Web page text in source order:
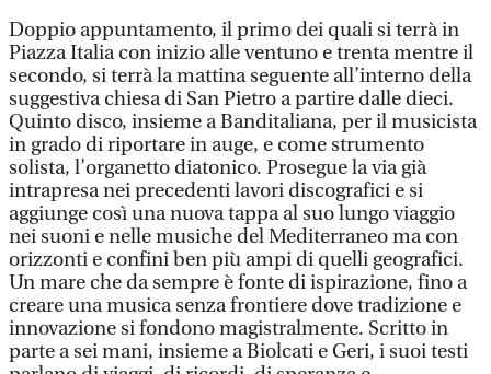
Doppio appuntamento, il primo dei quali si terrà in
Piazza Italia con inizio alle ventuno e trenta mentre il
secondo, si terrà la mattina seguente all’interno della
suggestiva chiesa di San Pietro a partire dalle dieci.
Quinto disco, insieme a Banditaliana, per il musicista
in grado di riportare in auge, e come strumento
solista, l’organetto diatonico. Prosegue la via già
intrapresa nei precedenti lavori discografici e si
aggiunge così una nuova tappa al suo lungo viaggio
nei suoni e nelle musiche del Mediterraneo ma con
orizzonti e confini ben più ampi di quelli geografici.
Un mare che da sempre è fonte di ispirazione, fino a
creare una musica senza frontiere dove tradizione e
innovazione si fondono magistralmente. Scritto in
parte a sei mani, insieme a Biolcati e Geri, i suoi testi